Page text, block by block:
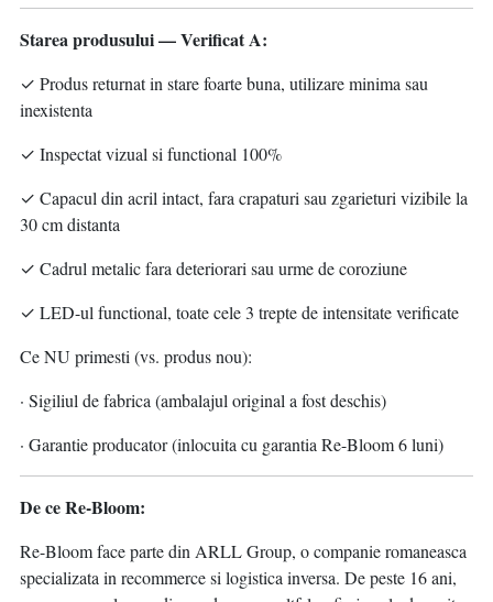
Starea produsului — Verificat A:
✓ Produs returnat in stare foarte buna, utilizare minima sau
inexistenta
✓ Inspectat vizual si functional 100%
✓ Capacul din acril intact, fara crapaturi sau zgarieturi vizibile la
30 cm distanta
✓ Cadrul metalic fara deteriorari sau urme de coroziune
✓ LED-ul functional, toate cele 3 trepte de intensitate verificate
Ce NU primesti (vs. produs nou):
· Sigiliul de fabrica (ambalajul original a fost deschis)
· Garantie producator (inlocuita cu garantia Re-Bloom 6 luni)
De ce Re-Bloom:
Re-Bloom face parte din ARLL Group, o companie romaneasca
specializata in recommerce si logistica inversa. De peste 16 ani,